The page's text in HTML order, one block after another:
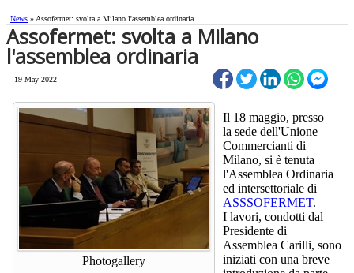
News » Assofermet: svolta a Milano l'assemblea ordinaria
Assofermet: svolta a Milano
l'assemblea ordinaria
19 May 2022
Photogallery
Il 18 maggio, presso
la sede dell'Unione
Commercianti di
Milano, si è tenuta
l'Assemblea Ordinaria
ed intersettoriale di
ASSSOFERMET.
I lavori, condotti dal
Presidente di
Assemblea Carilli, sono
iniziati con una breve